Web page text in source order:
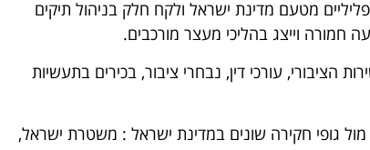
מטעם מדינת ישראל ולקח חלק בניהול תיקים
חמורה וייצג בהליכי מעצר מורכבים.
הציבורי, עורכי דין, נבחרי ציבור, בכירים בתעשיות
מול גופי חקירה שונים במדינת ישראל : משטרת ישראל,